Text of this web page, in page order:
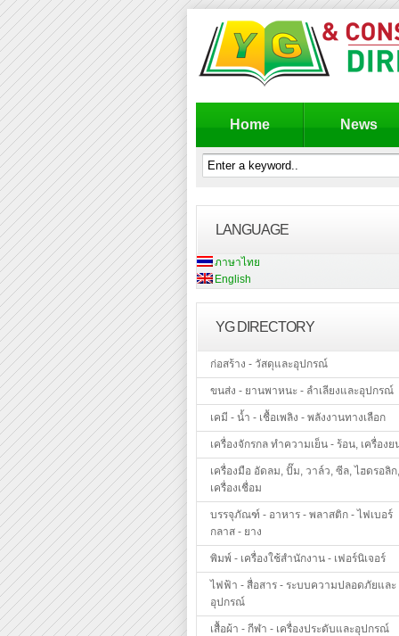
Home News
LANGUAGE
ภาษาไทย
English
YG DIRECTORY
ก่อสร้าง - วัสดุและอุปกรณ์
ขนส่ง - ยานพาหนะ - ลำเลียงและอุปกรณ์
เคมี - น้ำ - เชื้อเพลิง - พลังงานทางเลือก
เครื่องจักรกล ทำความเย็น - ร้อน, เครื่องย
เครื่องมือ อัดลม, ปั๊ม, วาล์ว, ซีล, ไฮดรอลิก,
เครื่องเชื่อม
บรรจุภัณฑ์ - อาหาร - พลาสติก - ไฟเบอร์
กลาส - ยาง
พิมพ์ - เครื่องใช้สำนักงาน - เฟอร์นิเจอร์
ไฟฟ้า - สื่อสาร - ระบบความปลอดภัยและ
อุปกรณ์
เสื้อผ้า - กีฬา - เครื่องประดับและอุปกรณ์